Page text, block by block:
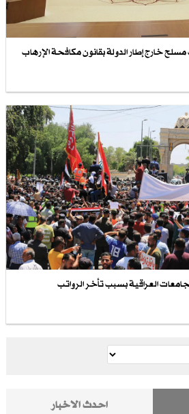
مسلح خارج إطار الدولة بقانون مكافحة الإرهاب
العراقية بسبب تأخر الرواتب
احدث الاخبار